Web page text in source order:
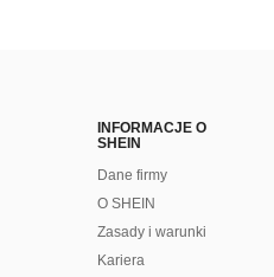
INFORMACJE O
SHEIN
Dane firmy
O SHEIN
Zasady i warunki
Kariera